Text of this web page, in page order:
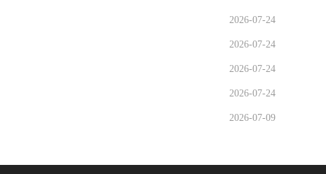
2026-07-24
2026-07-24
2026-07-24
2026-07-24
2026-07-09